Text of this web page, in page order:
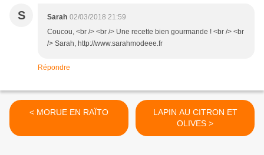
S Sarah 02/03/2018 21:59
Coucou, <br /> <br /> Une recette bien gourmande ! <br /> <br
/> Sarah, http://www.sarahmodeee.fr
Répondre
< MORUE EN RAÏTO
LAPIN AU CITRON ET
OLIVES >